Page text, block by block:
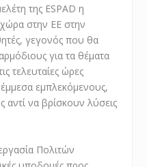
της ESPAD η
στην ΕΕ στην
γεγονός που θα
για τα θέματα
τελευταίες ώρες
εμπλεκόμενους,
αντί να βρίσκουν λύσεις
Πολιτών